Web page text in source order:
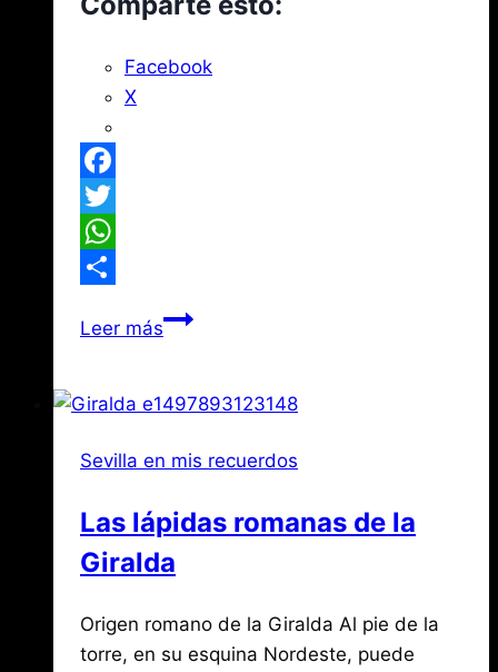
Facebook
X
Facebook
Twitter
WhatsApp
Leer másHéros
fuero
en
Sevilla en mis recuerdos
Las lápidas romanas de la
Giralda
PorJose
María
junio
19,
Origen romano de la Giralda Al pie de la
torre, en su esquina Nordeste, puede